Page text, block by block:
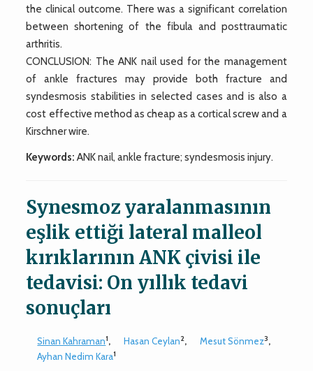
the clinical outcome. There was a significant correlation
between shortening of the fibula and posttraumatic
arthritis.
CONCLUSION: The ANK nail used for the management
of ankle fractures may provide both fracture and
syndesmosis stabilities in selected cases and is also a
cost effective method as cheap as a cortical screw and a
Kirschner wire.
Keywords: ANK nail, ankle fracture; syndesmosis injury.
Synesmoz yaralanmasının
eşlik ettiği lateral malleol
kırıklarının ANK çivisi ile
tedavisi: On yıllık tedavi
sonuçları
Sinan Kahraman1, Hasan Ceylan2, Mesut Sönmez3,
Ayhan Nedim Kara1